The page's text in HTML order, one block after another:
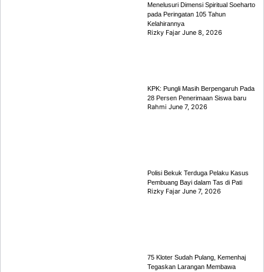
Menelusuri Dimensi Spiritual Soeharto
pada Peringatan 105 Tahun
Kelahirannya
Rizky FajarJune 8, 2026
KPK: Pungli Masih Berpengaruh Pada
28 Persen Penerimaan Siswa baru
RahmiJune 7, 2026
Polisi Bekuk Terduga Pelaku Kasus
Pembuang Bayi dalam Tas di Pati
Rizky FajarJune 7, 2026
75 Kloter Sudah Pulang, Kemenhaj
Tegaskan Larangan Membawa